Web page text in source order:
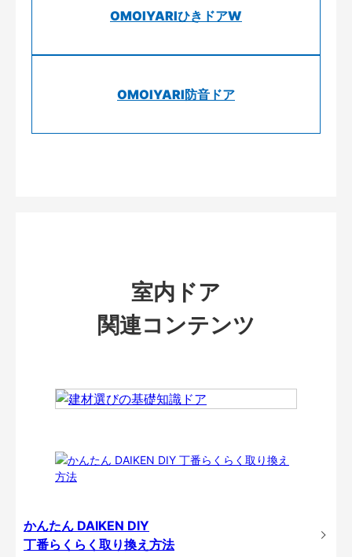
OMOIYARIひきドアW
OMOIYARI防音ドア
室内ドア
関連コンテンツ
かんたん DAIKEN DIY
丁番らくらく取り換え方法